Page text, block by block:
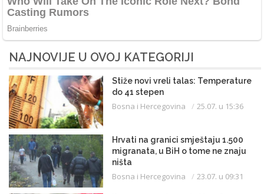
NAJNOVIJE U OVOJ KATEGORIJI
Stiže novi vreli talas: Temperature
do 41 stepen
Bosna i Hercegovina 25.07. u 15:36
Hrvati na granici smještaju 1.500
migranata, u BiH o tome ne znaju
ništa
Bosna i Hercegovina 23.07. u 09:31